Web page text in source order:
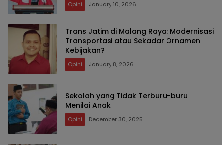
Opini January 10, 2026
Trans Jatim di Malang Raya: Modernisasi
Transportasi atau Sekadar Ornamen
Kebijakan?
Opini January 8, 2026
Sekolah yang Tidak Terburu-buru
Menilai Anak
Opini December 30, 2025